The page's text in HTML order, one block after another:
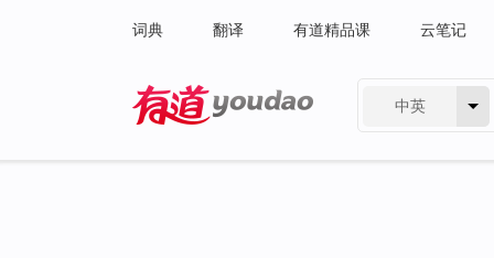
词典 翻译 有道精品课 云笔记
中英